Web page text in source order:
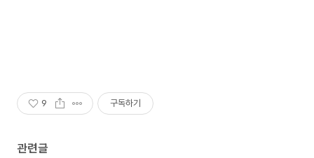
9 구독하기
관련글